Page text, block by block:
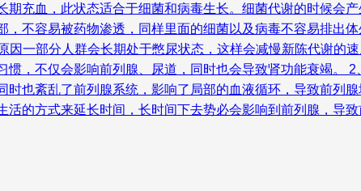
充血，此状态适合于细菌和病毒生长。细菌代谢的时候会
不容易被药物渗透，同样里面的细菌以及病毒不容易排出
一部分人群会长期处于憋尿状态，这样会减慢新陈代谢的
，不仅会影响前列腺、尿道，同时也会导致肾功能衰竭。
也紊乱了前列腺系统，影响了局部的血液循环，导致前列
的方式来延长时间，长时间下去势必会影响到前列腺，导致